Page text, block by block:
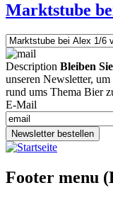
Marktstube
Description Bleiben
unseren Newsletter,
rund ums Thema Bier
E-Mail
Newsletter bestellen
Footer menu